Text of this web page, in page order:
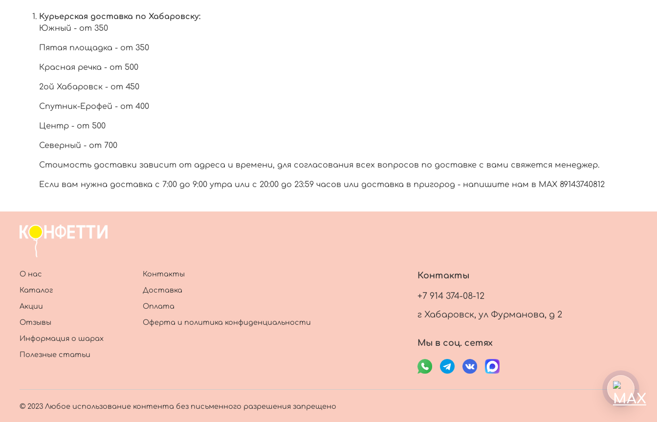
Курьерская доставка по Хабаровску:
Южный - от 350
Пятая площадка - от 350
Красная речка - от 500
2ой Хабаровск - от 450
Спутник-Ерофей - от 400
Центр - от 500
Северный - от 700
Стоимость доставки зависит от адреса и времени, для согласования всех вопросов по доставке с вами свяжется менеджер.
Если вам нужна доставка с 7:00 до 9:00 утра или с 20:00 до 23:59 часов или доставка в пригород - напишите нам в МАХ 89143740812
О нас
Каталог
Акции
Отзывы
Информация о шарах
Полезные статьи
Контакты
Доставка
Оплата
Оферта и политика конфиденциальности
Контакты
+7 914 374-08-12
г Хабаровск, ул Фурманова, д 2
Мы в соц. сетях
© 2023 Любое использование контента без письменного разрешения запрещено